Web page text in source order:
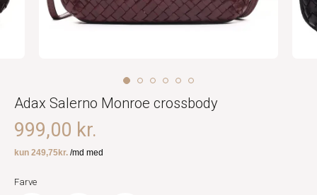
Adax Salerno Monroe crossbody
999,00 kr.
Farve